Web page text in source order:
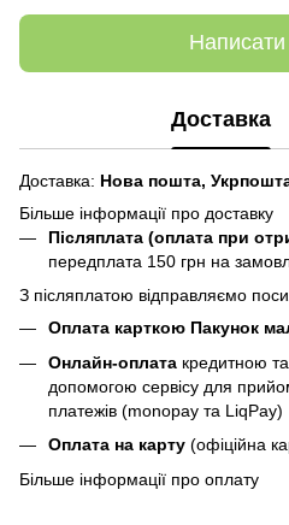
Написати
Доставка
Доставка: Нова пошта,
Більше інформації про доставку
Післяплата (оплата при
передплата 150 грн на
З післяплатою відправляємо
Оплата карткою Пакунок
Онлайн-оплата кредитною
допомогою сервісу для
платежів (monopay та LiqPay)
Оплата на карту (офіційна
Більше інформації про оплату